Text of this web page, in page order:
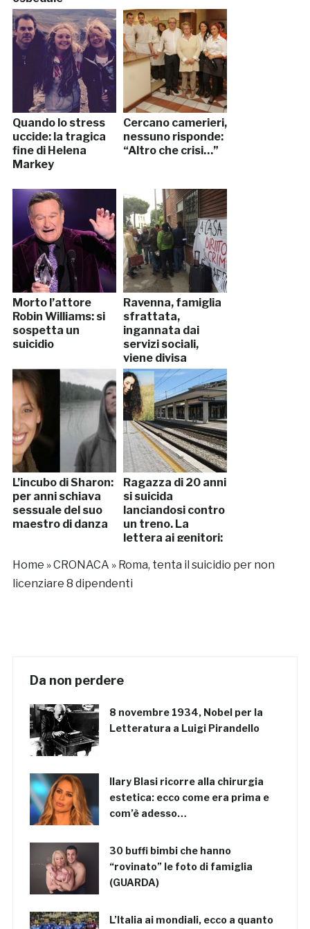
Quando lo stress
uccide: la tragica
fine di Helena
Markey
Cercano camerieri,
nessuno risponde:
“Altro che crisi…”
Morto l’attore
Robin Williams: si
sospetta un
suicidio
Ravenna, famiglia
sfrattata,
ingannata dai
servizi sociali,
viene divisa
L’incubo di Sharon:
per anni schiava
sessuale del suo
maestro di danza
Ragazza di 20 anni
si suicida
lanciandosi contro
un treno. La
lettera ai genitori:
Home »CRONACA » Roma, tenta il suicidio per non
licenziare 8 dipendenti
Da non perdere
8 novembre 1934, Nobel per la
Letteratura a Luigi Pirandello
Ilary Blasi ricorre alla chirurgia
estetica: ecco come era prima e
com’è adesso…
30 buffi bimbi che hanno
“rovinato” le foto di famiglia
(GUARDA)
L’Italia ai mondiali, ecco a quanto